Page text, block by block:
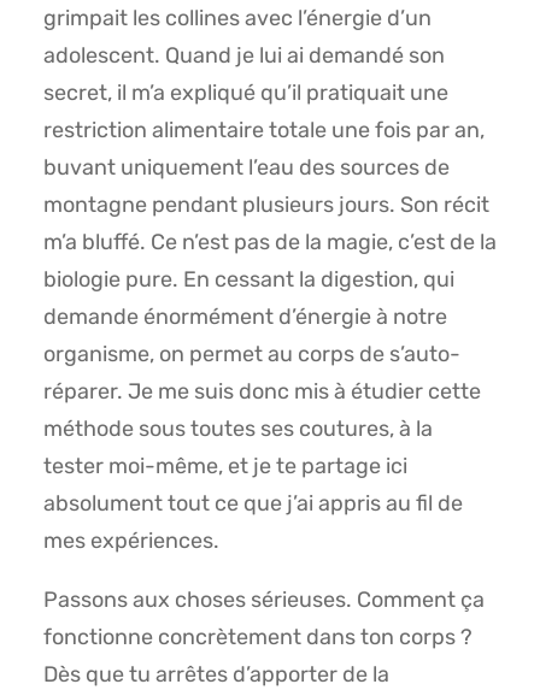
grimpait les collines avec l’énergie d’un
adolescent. Quand je lui ai demandé son
secret, il m’a expliqué qu’il pratiquait une
restriction alimentaire totale une fois par an,
buvant uniquement l’eau des sources de
montagne pendant plusieurs jours. Son récit
m’a bluffé. Ce n’est pas de la magie, c’est de la
biologie pure. En cessant la digestion, qui
demande énormément d’énergie à notre
organisme, on permet au corps de s’auto-
réparer. Je me suis donc mis à étudier cette
méthode sous toutes ses coutures, à la
tester moi-même, et je te partage ici
absolument tout ce que j’ai appris au fil de
mes expériences.
Passons aux choses sérieuses. Comment ça
fonctionne concrètement dans ton corps ?
Dès que tu arrêtes d’apporter de la